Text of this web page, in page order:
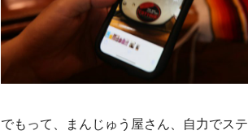
でもって、まんじゅう屋さん、自力でステ